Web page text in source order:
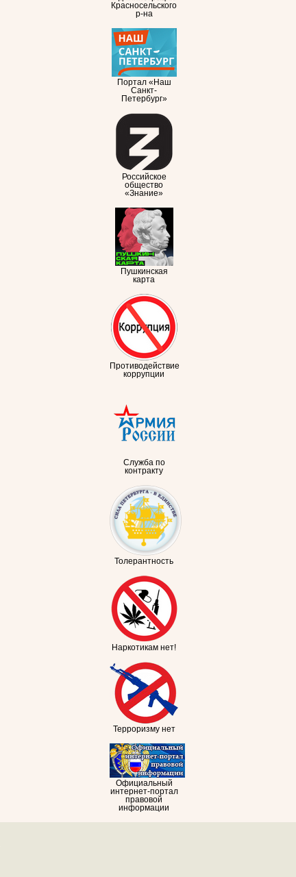
Красносельского
р-на
Портал «Наш
Санкт-
Петербург»
Российское
общество
«Знание»
Пушкинская
карта
Противодействие
коррупции
Служба по
контракту
Толерантность
Наркотикам нет!
Терроризму нет
Официальный
интернет-портал
правовой
информации